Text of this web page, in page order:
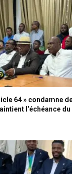
64 » condamne
l’échéance